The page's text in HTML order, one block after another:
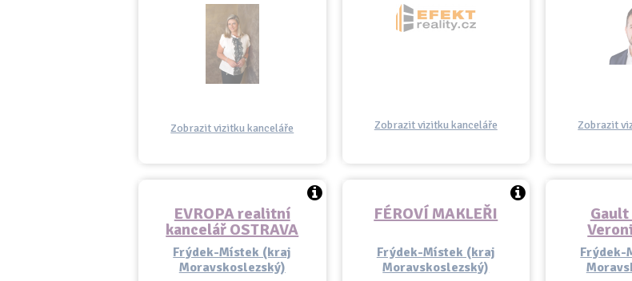
Zobrazit vizitku kanceláře Zobrazit vizitku kanceláře Zobrazit
EVROPA realitní
kancelář OSTRAVA
Frýdek-Místek (kraj
Moravskoslezský)
FÉROVÍ MAKLEŘI
Frýdek-Místek (kraj
Moravskoslezský)
Frýdek-